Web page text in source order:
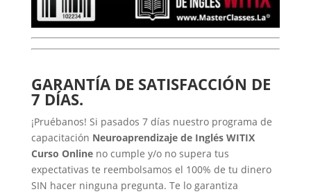
GARANTÍA DE SATISFACCIÓN DE
7 DÍAS.
¡Pruébanos! Si pasados 7 días nuestro programa de
capacitación Neuroaprendizaje de Inglés WITIX
Curso Onlineno cumple y/o no supera tus
expectativas te reembolsamos el 100% de tu dinero
SIN hacer ninguna pregunta. Te lo garantiza